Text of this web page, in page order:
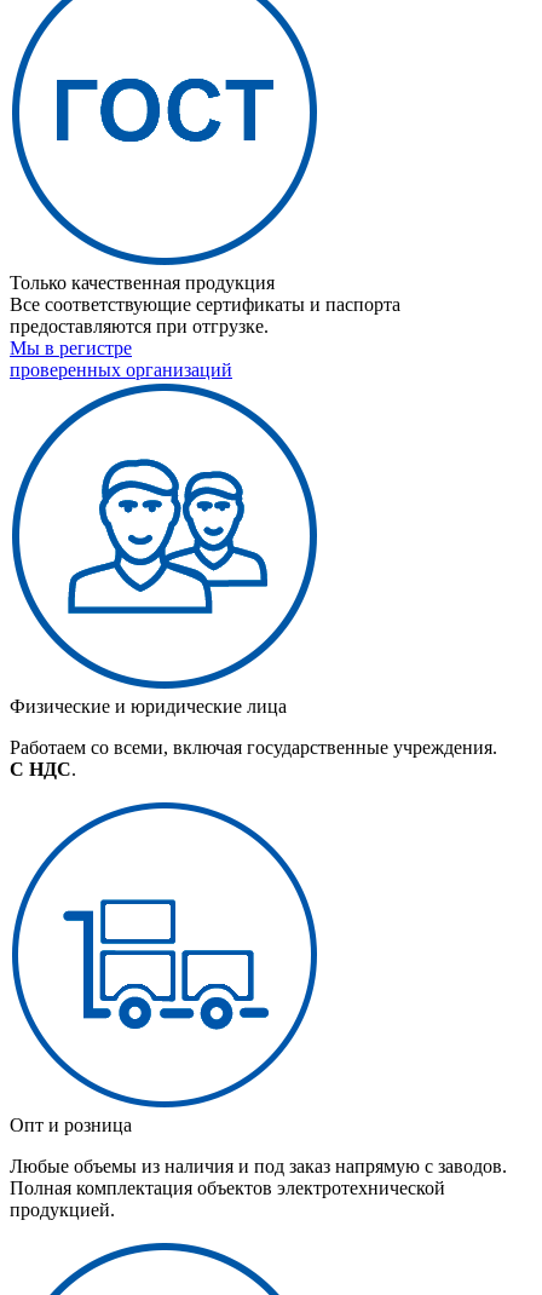
Только качественная продукция
Все соответствующие сертификаты и паспорта
предоставляются при отгрузке.
Мы в регистре
проверенных организаций
Физические и юридические лица
Работаем со всеми, включая государственные учреждения.
С НДС.
Опт и розница
Любые объемы из наличия и под заказ напрямую с заводов.
Полная комплектация объектов электротехнической
продукцией.